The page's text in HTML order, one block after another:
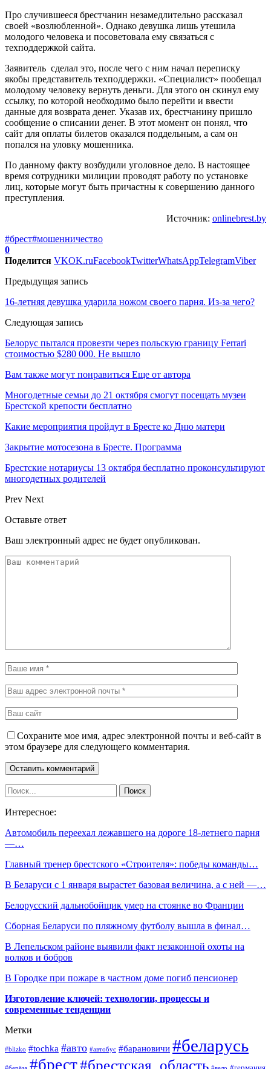
Про случившееся брестчанин незамедлительно рассказал
своей «возлюбленной». Однако девушка лишь утешила
молодого человека и посоветовала ему связаться с
техподдержкой сайта.
Заявитель сделал это, после чего с ним начал переписку
якобы представитель техподдержки. «Специалист» пообещал
молодому человеку вернуть деньги. Для этого он скинул ему
ссылку, по которой необходимо было перейти и ввести
данные для возврата денег. Указав их, брестчанину пришло
сообщение о списании денег. В этот момент он понял, что
сайт для оплаты билетов оказался поддельным, а сам он
попался на уловку мошенника.
По данному факту возбудили уголовное дело. В настоящее
время сотрудники милиции проводят работу по установке
лиц, которые могут быть причастны к совершению данного
преступления.
Источник: onlinebrest.by
#брест#мошенничество
0
Поделится VKOK.ruFacebookTwitterWhatsAppTelegramViber
Предыдущая запись
16-летняя девушка ударила ножом своего парня. Из-за чего?
Следующая запись
Белорус пытался провезти через польскую границу Ferrari
стоимостью $280 000. Не вышло
Вам также могут понравиться Еще от автора
Многодетные семьи до 21 октября смогут посещать музеи
Брестской крепости бесплатно
Какие мероприятия пройдут в Бресте ко Дню матери
Закрытие мотосезона в Бресте. Программа
Брестские нотариусы 13 октября бесплатно проконсультируют
многодетных родителей
Prev Next
Оставьте ответ
Ваш электронный адрес не будет опубликован.
Сохраните мое имя, адрес электронной почты и веб-сайт в
этом браузере для следующего комментария.
Интересное:
Автомобиль переехал лежавшего на дороге 18-летнего парня
—…
Главный тренер брестского «Строителя»: победы команды…
В Беларуси с 1 января вырастет базовая величина, а с ней —…
Белорусский дальнобойщик умер на стоянке во Франции
Сборная Беларуси по пляжному футболу вышла в финал…
В Лепельском районе выявили факт незаконной охоты на
волков и бобров
В Городке при пожаре в частном доме погиб пенсионер
Изготовление ключей: технологии, процессы и
современные тенденции
Метки
#blizko #tochka #авто #автобус #барановичи #беларусь
#брест#брестская_область